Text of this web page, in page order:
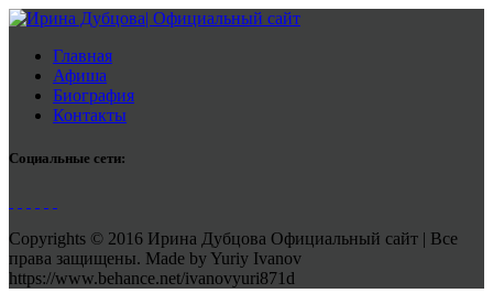
Главная
Афиша
Биография
Контакты
Социальные сети:
Copyrights © 2016 Ирина Дубцова Официальный сайт | Все
права защищены. Made by Yuriy Ivanov
https://www.behance.net/ivanovyuri871d